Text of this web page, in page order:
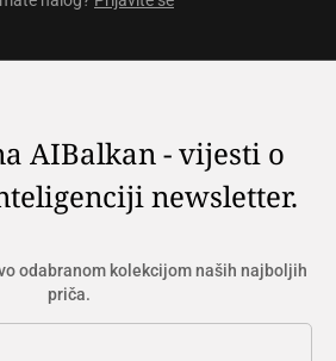
AIBalkan - vijesti o
newsletter.
odabranom kolekcijom naših najboljih
priča.